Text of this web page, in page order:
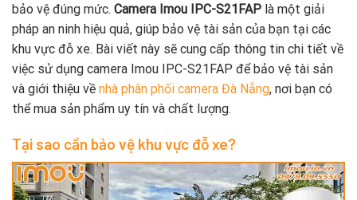
bảo vệ đúng mức. Camera Imou IPC-S21FAP là một giải
pháp an ninh hiệu quả, giúp bảo vệ tài sản của bạn tại các
khu vực đỗ xe. Bài viết này sẽ cung cấp thông tin chi tiết về
việc sử dụng camera Imou IPC-S21FAP để bảo vệ tài sản
và giới thiệu về nhà phân phối camera Đà Nẵng, nơi bạn có
thể mua sản phẩm uy tín và chất lượng.
Tại sao cần bảo vệ khu vực đỗ xe?